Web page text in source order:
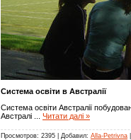
Система освіти в Австралії
Система освіти Австралії
Австралі
Читати далі »
Просмотров: 2395 | Добавил: Alla-Petrivna